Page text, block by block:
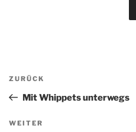
Beitragsnavigation
Vorheriger
Beitrag
ZURÜCK
Mit Whippets unterwegs
Nächster
WEITER